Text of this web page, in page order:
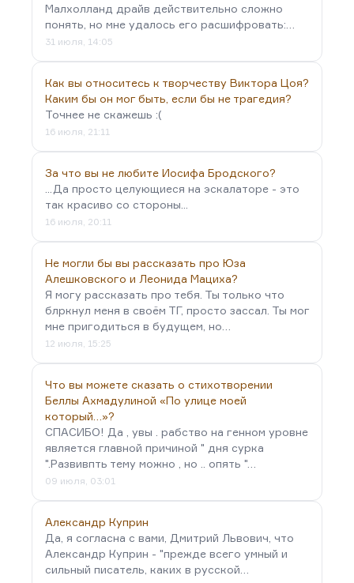
Малхолланд драйв действительно сложно
понять, но мне удалось его расшифровать:…
31 июля, 14:05
Как вы относитесь к творчеству Виктора Цоя?
Каким бы он мог быть, если бы не трагедия?
Точнее не скажешь :(
16 июля, 21:11
За что вы не любите Иосифа Бродского?
...Да просто целующиеся на эскалаторе - это
так красиво со стороны...
16 июля, 20:11
Не могли бы вы рассказать про Юза
Алешковского и Леонида Мациха?
Я могу рассказать про тебя. Ты только что
блркнул меня в своём ТГ, просто зассал. Ты мог
мне пригодиться в будущем, но…
12 июля, 15:25
Что вы можете сказать о стихотворении
Беллы Ахмадулиной «По улице моей
который…»?
СПАСИБО! Да , увы . рабство на генном уровне
является главной причиной " дня сурка
".Развивпть тему можно , но .. опять "…
09 июля, 03:01
Александр Куприн
Да, я согласна с вами, Дмитрий Львович, что
Александр Куприн - "прежде всего умный и
сильный писатель, каких в русской…